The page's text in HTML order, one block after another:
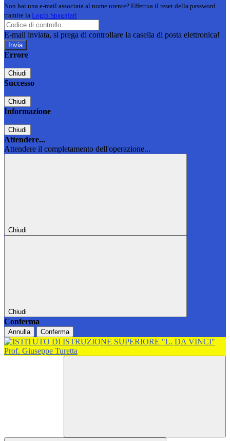
Non hai una e-mail associata al nome utente? Effettua il reset della password
tramite la Login Spaggiari
E-mail inviata, si prega di controllare la casella di posta elettronica!
Errore
Chiudi
Successo
Chiudi
Informazione
Chiudi
Attendere...
Attendere il completamento dell'operazione...
Chiudi
Chiudi
Conferma
Annulla Conferma